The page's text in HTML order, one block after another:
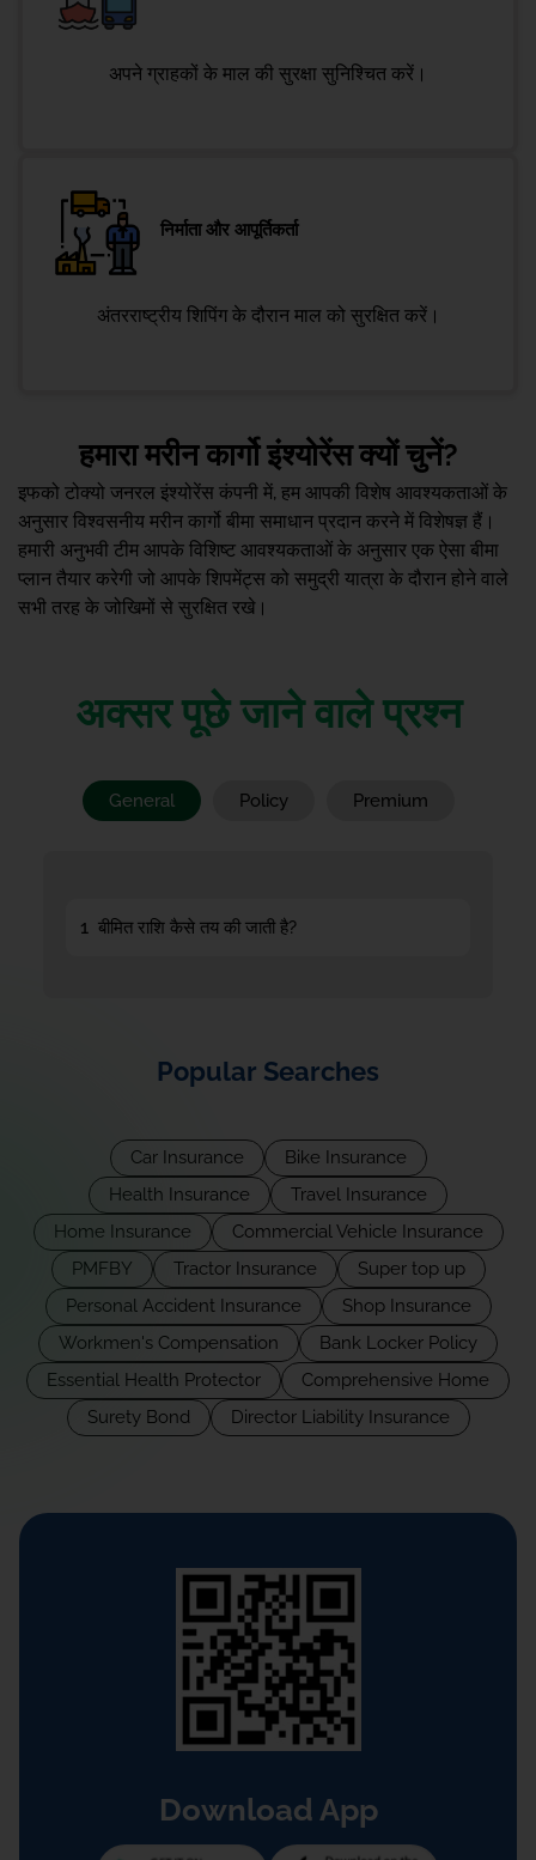
अपने ग्राहकों के माल की सुरक्षा सुनिश्चित करें।
निर्माता और आपूर्तिकर्ता
अंतरराष्ट्रीय शिपिंग के दौरान माल को सुरक्षित करें।
हमारा मरीन कार्गो इंश्योरेंस क्यों चुनें?
इफको टोक्यो जनरल इंश्योरेंस कंपनी में, हम आपकी विशेष आवश्यकताओं के
अनुसार विश्वसनीय मरीन कार्गो बीमा समाधान प्रदान करने में विशेषज्ञ हैं।
हमारी अनुभवी टीम आपके विशिष्ट आवश्यकताओं के अनुसार एक ऐसा बीमा
प्लान तैयार करेगी जो आपके शिपमेंट्स को समुद्री यात्रा के दौरान होने वाले
सभी तरह के जोखिमों से सुरक्षित रखे।
अक्सर पूछे जाने वाले प्रश्न
General Policy Premium
1 बीमित राशि कैसे तय की जाती है?
Popular Searches
Car Insurance
Bike Insurance
Health Insurance
Travel Insurance
Home Insurance
Commercial Vehicle Insurance
PMFBY
Tractor Insurance
Super top up
Personal Accident Insurance
Shop Insurance
Workmen's Compensation
Bank Locker Policy
Essential Health Protector
Comprehensive Home
Surety Bond
Director Liability Insurance
Download App